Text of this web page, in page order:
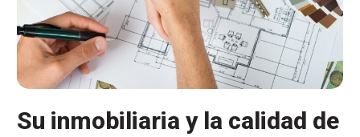
Su inmobiliaria y la calidad de